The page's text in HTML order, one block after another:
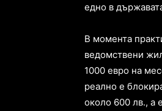
едно в
В момента
ведомствени
1000 евро на
реално е
около 600 лв., а